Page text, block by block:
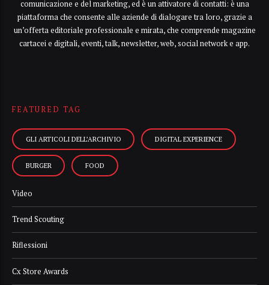
comunicazione e del marketing, ed è un attivatore di contatti: è una
piattaforma che consente alle aziende di dialogare tra loro, grazie a
un’offerta editoriale professionale e mirata, che comprende magazine
cartacei e digitali, eventi, talk, newsletter, web, social network e app.
FEATURED TAG
GLI ARTICOLI DELL’ARCHIVIO DIGITAL EXPERIENCE
BURGER FOOD
Video
Trend Scouting
Riflessioni
Cx Store Awards